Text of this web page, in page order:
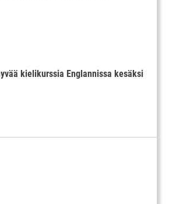
kielikurssia Englannissa kesäksi